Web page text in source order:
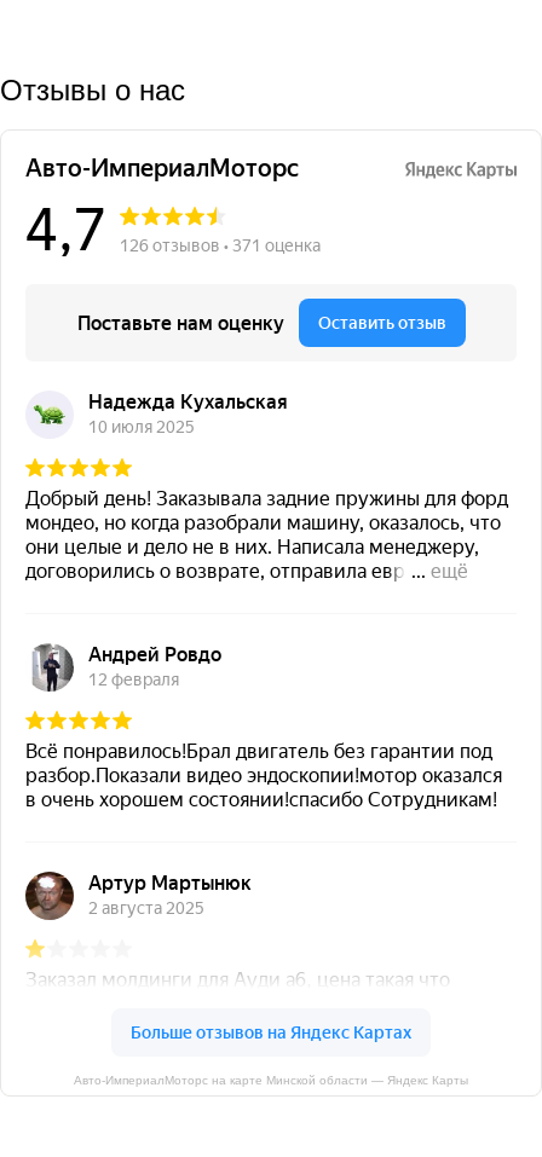
Отзывы о нас
Авто-ИмпериалМоторс на карте Минской области — Яндекс Карты